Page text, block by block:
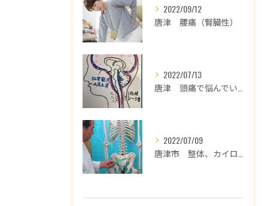
2022/09/12
唐津 腰痛（腎臓性）
2022/07/13
2022/07/09